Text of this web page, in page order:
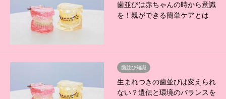
歯並びは赤ちゃんの時から意識
を！親ができる簡単ケアとは
歯並び知識
生まれつきの歯並びは変えられ
ない？遺伝と環境のバランスを